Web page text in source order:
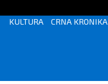
KULTURA CRNA KRONIKA